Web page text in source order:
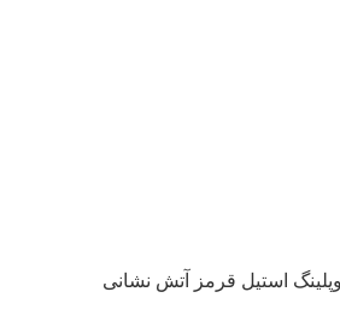
استیل قرمز آتش نشانی